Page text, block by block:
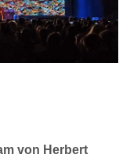
von Herbert